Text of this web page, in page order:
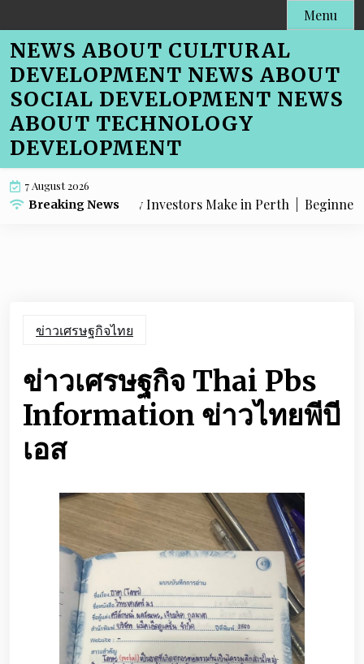
to
content
Menu
NEWS ABOUT CULTURAL
DEVELOPMENT NEWS ABOUT
SOCIAL DEVELOPMENT NEWS
ABOUT TECHNOLOGY
DEVELOPMENT
7 August 2026
Breaking News
Property Investors Make in Perth |Beginner-
ข่าวเศรษฐกิจไทย
ข่าวเศรษฐกิจ Thai Pbs
Information ข่าวไทยพีบี
เอส